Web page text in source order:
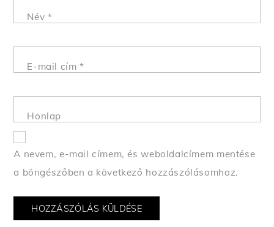
Név *
E-mail cím*
Honlap
A nevem, e-mail címem, és weboldalcímem mentése
a böngészőben a következő hozzászólásomhoz.